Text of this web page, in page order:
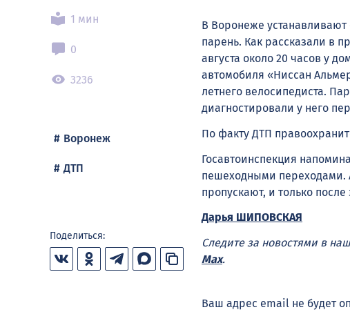
1 мин
0
3236
Воронеж
ДТП
Поделиться:
В Воронеже устанавливают
парень. Как рассказали в
августа около 20 часов у
автомобиля «Ниссан
летнего велосипедиста.
диагностировали у него
По факту ДТП
Госавтоинспекция
пешеходными переходами.
пропускают, и только после
Дарья ШИПОВСКАЯ
Следите за новостями в
Max.
Ваш адрес email не будет